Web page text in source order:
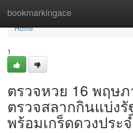
bookmarkingace
Home
Home
1
ตรวจหวย 16 พฤษ
ตรวจสลากกินแบ่ง
พร้อมเกร็ดดวงประ